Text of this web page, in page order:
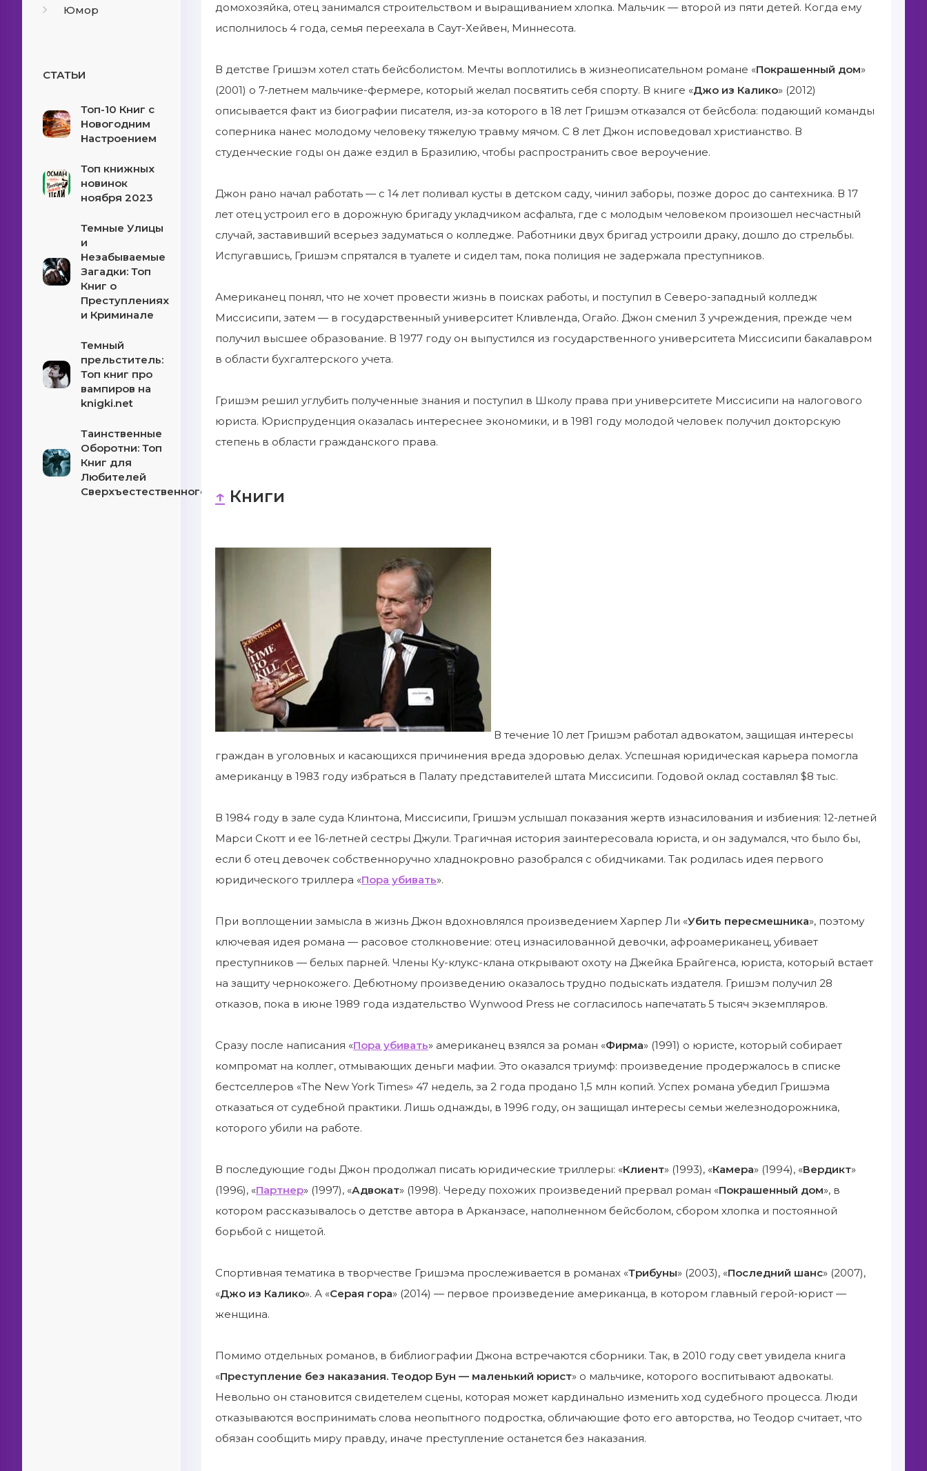
Юмор
СТАТЬИ
Топ-10 Книг с
Новогодним
Настроением
Топ книжных
новинок
ноября 2023
Темные Улицы
и
Незабываемые
Загадки: Топ
Книг о
Преступлениях
и Криминале
Темный
прельститель:
Топ книг про
вампиров на
knigki.net
Таинственные
Оборотни: Топ
Книг для
Любителей
Сверхъестественного!
домохозяйка, отец занимался строительством и выращиванием хлопка. Мальчик — второй из пяти детей. Когда ему
исполнилось 4 года, семья переехала в Саут-Хейвен, Миннесота.
В детстве Гришэм хотел стать бейсболистом. Мечты воплотились в жизнеописательном романе «Покрашенный дом»
(2001) о 7-летнем мальчике-фермере, который желал посвятить себя спорту. В книге «Джо из Калико» (2012)
описывается факт из биографии писателя, из-за которого в 18 лет Гришэм отказался от бейсбола: подающий команды
соперника нанес молодому человеку тяжелую травму мячом. С 8 лет Джон исповедовал христианство. В
студенческие годы он даже ездил в Бразилию, чтобы распространить свое вероучение.
Джон рано начал работать — с 14 лет поливал кусты в детском саду, чинил заборы, позже дорос до сантехника. В 17
лет отец устроил его в дорожную бригаду укладчиком асфальта, где с молодым человеком произошел несчастный
случай, заставивший всерьез задуматься о колледже. Работники двух бригад устроили драку, дошло до стрельбы.
Испугавшись, Гришэм спрятался в туалете и сидел там, пока полиция не задержала преступников.
Американец понял, что не хочет провести жизнь в поисках работы, и поступил в Северо-западный колледж
Миссисипи, затем — в государственный университет Кливленда, Огайо. Джон сменил 3 учреждения, прежде чем
получил высшее образование. В 1977 году он выпустился из государственного университета Миссисипи бакалавром
в области бухгалтерского учета.
Гришэм решил углубить полученные знания и поступил в Школу права при университете Миссисипи на налогового
юриста. Юриспруденция оказалась интереснее экономики, и в 1981 году молодой человек получил докторскую
степень в области гражданского права.
↑ Книги
В течение 10 лет Гришэм работал адвокатом, защищая интересы
граждан в уголовных и касающихся причинения вреда здоровью делах. Успешная юридическая карьера помогла
американцу в 1983 году избраться в Палату представителей штата Миссисипи. Годовой оклад составлял $8 тыс.
В 1984 году в зале суда Клинтона, Миссисипи, Гришэм услышал показания жертв изнасилования и избиения: 12-летней
Марси Скотт и ее 16-летней сестры Джули. Трагичная история заинтересовала юриста, и он задумался, что было бы,
если б отец девочек собственноручно хладнокровно разобрался с обидчиками. Так родилась идея первого
юридического триллера «Пора убивать».
При воплощении замысла в жизнь Джон вдохновлялся произведением Харпер Ли «Убить пересмешника», поэтому
ключевая идея романа — расовое столкновение: отец изнасилованной девочки, афроамериканец, убивает
преступников — белых парней. Члены Ку-клукс-клана открывают охоту на Джейка Брайгенса, юриста, который встает
на защиту чернокожего. Дебютному произведению оказалось трудно подыскать издателя. Гришэм получил 28
отказов, пока в июне 1989 года издательство Wynwood Press не согласилось напечатать 5 тысяч экземпляров.
Сразу после написания «Пора убивать» американец взялся за роман «Фирма» (1991) о юристе, который собирает
компромат на коллег, отмывающих деньги мафии. Это оказался триумф: произведение продержалось в списке
бестселлеров «The New York Times» 47 недель, за 2 года продано 1,5 млн копий. Успех романа убедил Гришэма
отказаться от судебной практики. Лишь однажды, в 1996 году, он защищал интересы семьи железнодорожника,
которого убили на работе.
В последующие годы Джон продолжал писать юридические триллеры: «Клиент» (1993), «Камера» (1994), «Вердикт»
(1996), «Партнер» (1997), «Адвокат» (1998). Череду похожих произведений прервал роман «Покрашенный дом», в
котором рассказывалось о детстве автора в Арканзасе, наполненном бейсболом, сбором хлопка и постоянной
борьбой с нищетой.
Спортивная тематика в творчестве Гришэма прослеживается в романах «Трибуны» (2003), «Последний шанс» (2007),
«Джо из Калико». А «Серая гора» (2014) — первое произведение американца, в котором главный герой-юрист —
женщина.
Помимо отдельных романов, в библиографии Джона встречаются сборники. Так, в 2010 году свет увидела книга
«Преступление без наказания. Теодор Бун — маленький юрист» о мальчике, которого воспитывают адвокаты.
Невольно он становится свидетелем сцены, которая может кардинально изменить ход судебного процесса. Люди
отказываются воспринимать слова неопытного подростка, обличающие фото его авторства, но Теодор считает, что
обязан сообщить миру правду, иначе преступление останется без наказания.